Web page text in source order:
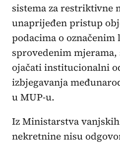
sistema za restriktivne
unaprijeđen pristup
podacima o označenim
sprovedenim mjerama,
ojačati institucionalni
izbjegavanja
u MUP-u.
Iz Ministarstva
nekretnine nisu